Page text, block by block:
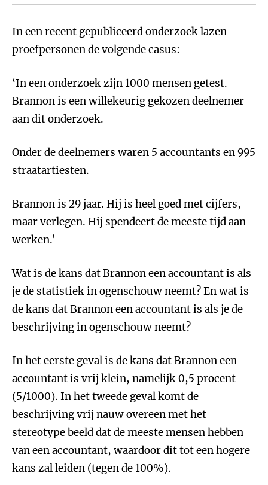
In eenrecent gepubliceerd onderzoeklazen
proefpersonen de volgende casus:
‘In een onderzoek zijn 1000 mensen getest.
Brannon is een willekeurig gekozen deelnemer
aan dit onderzoek.
Onder de deelnemers waren 5 accountants en 995
straatartiesten.
Brannon is 29 jaar. Hij is heel goed met cijfers,
maar verlegen. Hij spendeert de meeste tijd aan
werken.’
Wat is de kans dat Brannon een accountant is als
je de statistiek in ogenschouw neemt? En wat is
de kans dat Brannon een accountant is als je de
beschrijving in ogenschouw neemt?
In het eerste geval is de kans dat Brannon een
accountant is vrij klein, namelijk 0,5 procent
(5/1000). In het tweede geval komt de
beschrijving vrij nauw overeen met het
stereotype beeld dat de meeste mensen hebben
van een accountant, waardoor dit tot een hogere
kans zal leiden (tegen de 100%).